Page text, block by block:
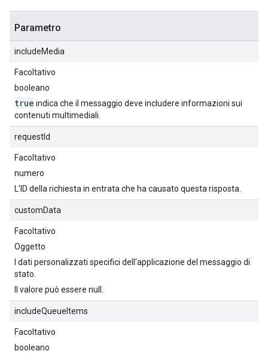
Parametro
includeMedia
Facoltativo
booleano
true indica che il messaggio deve includere informazioni sui
contenuti multimediali.
requestId
Facoltativo
numero
L'ID della richiesta in entrata che ha causato questa risposta.
customData
Facoltativo
Oggetto
I dati personalizzati specifici dell'applicazione del messaggio di
stato.
Il valore può essere null.
includeQueueItems
Facoltativo
booleano